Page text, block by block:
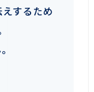
するため